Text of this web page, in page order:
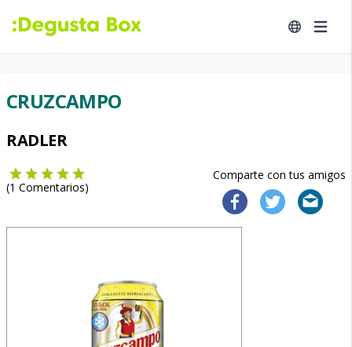
CRUZCAMPO
RADLER
Comparte con tus amigos
(1 Comentarios)